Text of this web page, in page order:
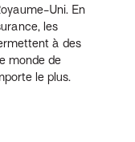
Uni. En
les
à des
monde de
le plus.